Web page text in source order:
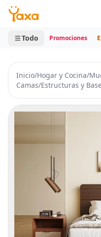
MINI CARRITO
0 productos
Todo Promociones
Inicio/Hogar y Cocina/
Camas/Estructuras y